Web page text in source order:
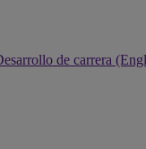
de carrera